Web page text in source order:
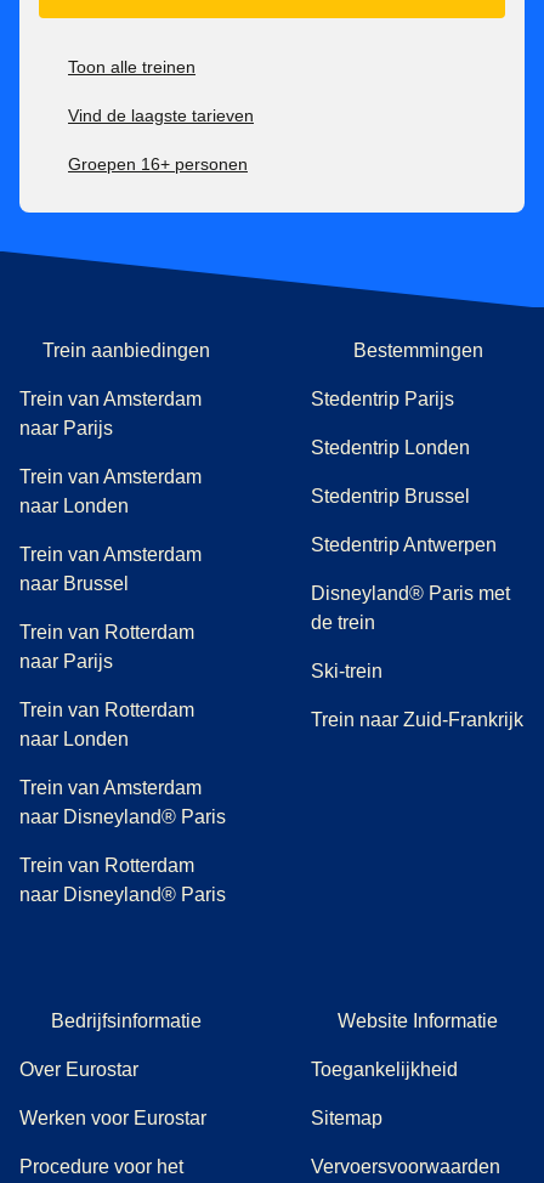
Toon alle treinen
Vind de laagste tarieven
Groepen 16+ personen
Trein aanbiedingen
Trein van Amsterdam
naar Parijs
Trein van Amsterdam
naar Londen
Trein van Amsterdam
naar Brussel
Trein van Rotterdam
naar Parijs
Trein van Rotterdam
naar Londen
Trein van Amsterdam
naar Disneyland® Paris
Trein van Rotterdam
naar Disneyland® Paris
Bestemmingen
Stedentrip Parijs
Stedentrip Londen
Stedentrip Brussel
Stedentrip Antwerpen
Disneyland® Paris met
de trein
Ski-trein
Trein naar Zuid-Frankrijk
Bedrijfsinformatie
Over Eurostar
Werken voor Eurostar
Procedure voor het
Website Informatie
Toegankelijkheid
Sitemap
Vervoersvoorwaarden